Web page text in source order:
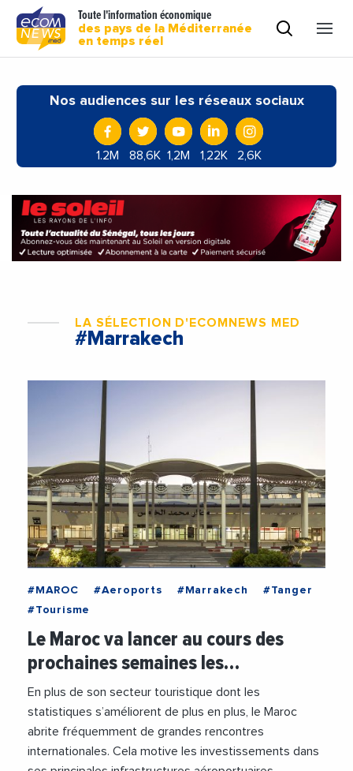
Toute l'information économique
des pays de la Méditerranée
en temps réel
Nos audiences sur les réseaux sociaux
1.2M 88,6K 1,2M 1,22K 2,6K
LA SÉLECTION D'ECOMNEWS MED
#Marrakech
#MAROC #Aeroports #Marrakech
#Tanger
#Tourisme
Le Maroc va lancer au cours des
prochaines semaines les…
En plus de son secteur touristique dont les
statistiques s’améliorent de plus en plus, le Maroc
abrite fréquemment de grandes rencontres
internationales. Cela motive les investissements dans